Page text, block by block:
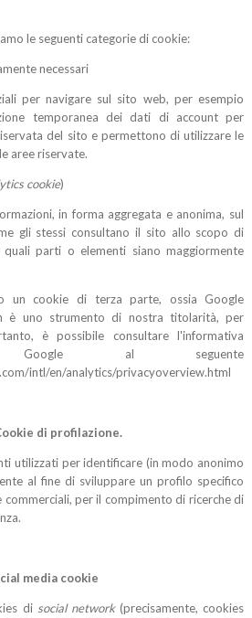
le seguenti categorie di cookie:
necessari
per navigare sul sito web, per esempio
temporanea dei dati di account per
del sito e permettono di utilizzare le
aree riservate.
cookie)
in forma aggregata e anonima, sul
gli stessi consultano il sito allo scopo di
parti o elementi siano maggiormente
un cookie di terza parte, ossia Google
è uno strumento di nostra titolarità, per
è possibile consultare l'informativa
al seguente
intl/en/analytics/privacyoverview.html
di profilazione.
utilizzati per identificare (in modo anonimo
al fine di sviluppare un profilo specifico
per il compimento di ricerche di
media cookie
di social network(precisamente, cookies